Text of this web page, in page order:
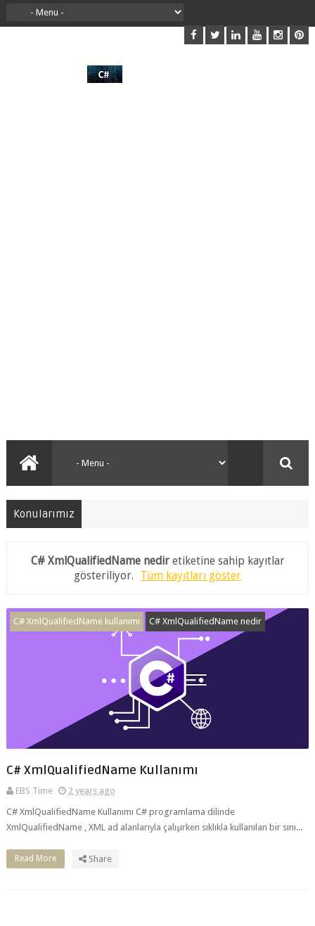
Konularımız
C# XmlQualifiedName nediretiketine sahip kayıtlar
gösteriliyor.
Tüm kayıtları göster
C# XmlQualifiedName kullanımı C# XmlQualifiedName nedir
C# XmlQualifiedName Kullanımı
EBS Time
2 years ago
C# XmlQualifiedName Kullanımı C# programlama dilinde
XmlQualifiedName , XML ad alanlarıyla çalışırken sıklıkla kullanılan bir sını...
Read More Share